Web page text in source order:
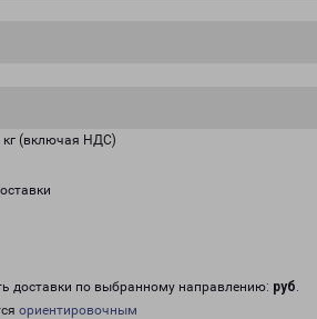
кг (включая НДС)
доставки по выбранному направлению: руб.
ориентировочным